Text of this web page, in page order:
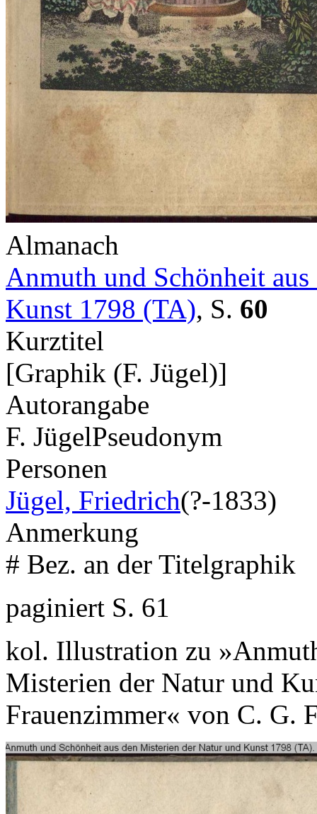
Almanach
Anmuth und Schönheit
Kunst 1798 (TA), S. 60
Kurztitel
[Graphik (F. Jügel)]
Autorangabe
F. JügelPseudonym
Personen
Jügel, Friedrich(?-1833)
Anmerkung
# Bez. an der Titelgraphik
paginiert S. 61
kol. Illustration zu
Misterien der Natur und
Frauenzimmer« von C. G.